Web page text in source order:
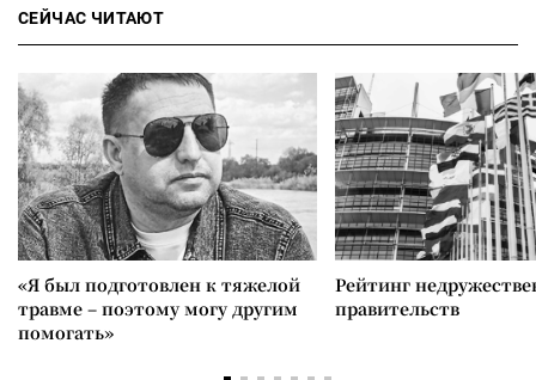
СЕЙЧАС ЧИТАЮТ
«Я был подготовлен к тяжелой
травме – поэтому могу другим
помогать»
Рейтинг
правительств